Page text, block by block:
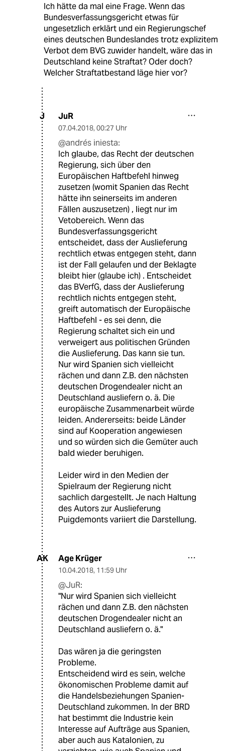
Ich hätte da mal eine Frage. Wenn das
Bundesverfassungsgericht etwas für
ungesetzlich erklärt und ein Regierungschef
eines deutschen Bundeslandes trotz explizitem
Verbot dem BVG zuwider handelt, wäre das in
Deutschland keine Straftat? Oder doch?
Welcher Straftatbestand läge hier vor?
J JuR
07.04.2018, 00:27 Uhr
@andrés iniesta:
Ich glaube, das Recht der deutschen
Regierung, sich über den
Europäischen Haftbefehl hinweg
zusetzen (womit Spanien das Recht
hätte ihn seinerseits im anderen
Fällen auszusetzen) , liegt nur im
Vetobereich. Wenn das
Bundesverfassungsgericht
entscheidet, dass der Auslieferung
rechtlich etwas entgegen steht, dann
ist der Fall gelaufen und der Beklagte
bleibt hier (glaube ich) . Entscheidet
das BVerfG, dass der Auslieferung
rechtlich nichts entgegen steht,
greift automatisch der Europäische
Haftbefehl - es sei denn, die
Regierung schaltet sich ein und
verweigert aus politischen Gründen
die Auslieferung. Das kann sie tun.
Nur wird Spanien sich vielleicht
rächen und dann Z.B. den nächsten
deutschen Drogendealer nicht an
Deutschland ausliefern o. ä. Die
europäische Zusammenarbeit würde
leiden. Andererseits: beide Länder
sind auf Kooperation angewiesen
und so würden sich die Gemüter auch
bald wieder beruhigen.
Leider wird in den Medien der
Spielraum der Regierung nicht
sachlich dargestellt. Je nach Haltung
des Autors zur Auslieferung
Puigdemonts variiert die Darstellung.
AK Age Krüger
10.04.2018, 11:59 Uhr
@JuR:
"Nur wird Spanien sich vielleicht
rächen und dann Z.B. den nächsten
deutschen Drogendealer nicht an
Deutschland ausliefern o. ä."
Das wären ja die geringsten
Probleme.
Entscheidend wird es sein, welche
ökonomischen Probleme damit auf
die Handelsbeziehungen Spanien-
Deutschland zukommen. In der BRD
hat bestimmt die Industrie kein
Interesse auf Aufträge aus Spanien,
aber auch aus Katalonien, zu